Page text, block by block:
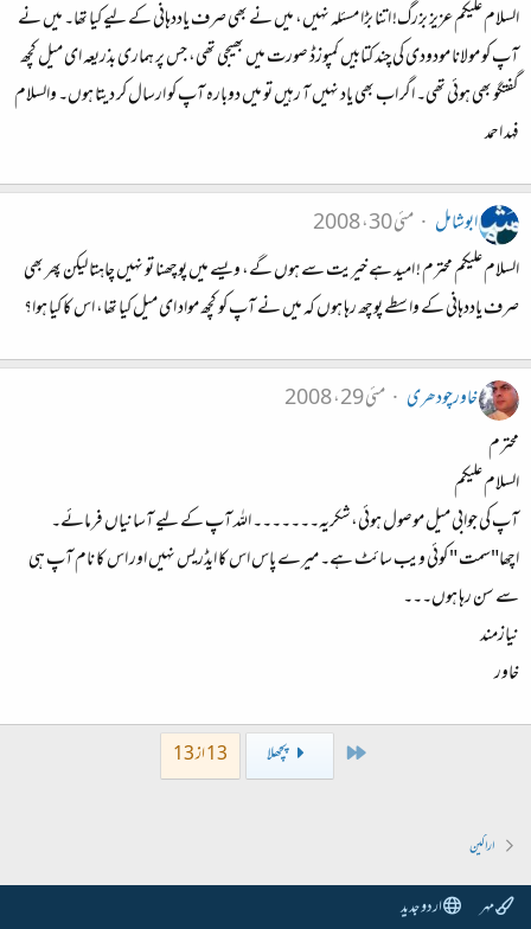
السلام علیکم عزیز بزرگ! اتنا بڑا مسئلہ نہیں، میں نے بھی صرف یاددہانی کے لیے کیا تھا۔ میں نے
آپ کو مولانا مودودی کی چند کتابیں کمپوزڈ صورت میں بھیجی تھی، جس پر ہماری بذریعہ ای میل کچھ
گفتگو بھی ہوئی تھی۔ اگر اب بھی یاد نہیں آ رہیں تو میں دوبارہ آپ کو ارسال کر دیتا ہوں۔ والسلام
فہد احمد
ابوشامل
مئی 30، 2008
السلام علیکم محترم ! امید ہے خیریت سے ہوں گے، ویسے میں پوچھنا تو نہیں چاہتا لیکن پھر بھی
صرف یاددہانی کے واسطے پوچھ رہا ہوں کہ میں نے آپ کو کچھ مواد ای میل کیا تھا، اس کا کیا ہوا؟
خاورچودھری
مئی 29، 2008
محترم
السلام علیکم
آپ کی جوابی میل موصول ہوئی،شکریہ۔۔۔۔۔۔۔ اللہ آپ کے لیے آسانیاں فرمائے۔
اچھا"سمت " کوئی ویب سائٹ ہے۔ میرے پاس اس کا ایڈریس نہیں اور اس کا نام آپ ہی
سے سن رہا ہوں۔۔۔
نیازمند
خاور
First پچھلا 13 از 13
اراکین
مہر اردو جدید